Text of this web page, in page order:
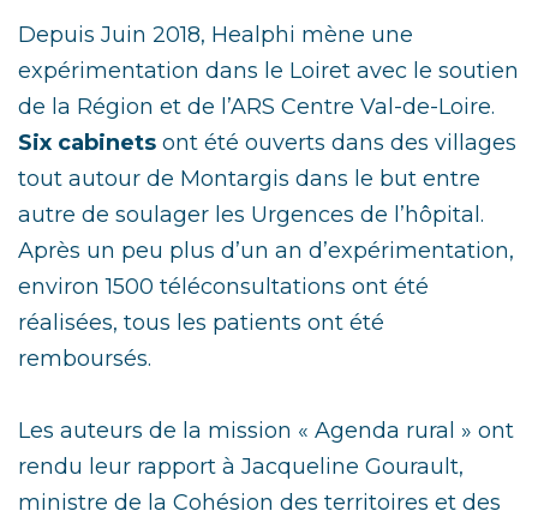
Depuis Juin 2018, Healphi mène une
expérimentation dans le Loiret avec le soutien
de la Région et de l’ARS Centre Val-de-Loire.
Six cabinets ont été ouverts dans des villages
tout autour de Montargis dans le but entre
autre de soulager les Urgences de l’hôpital.
Après un peu plus d’un an d’expérimentation,
environ 1500 téléconsultations ont été
réalisées, tous les patients ont été
remboursés.
Les auteurs de la mission « Agenda rural » ont
rendu leur rapport à Jacqueline Gourault,
ministre de la Cohésion des territoires et des